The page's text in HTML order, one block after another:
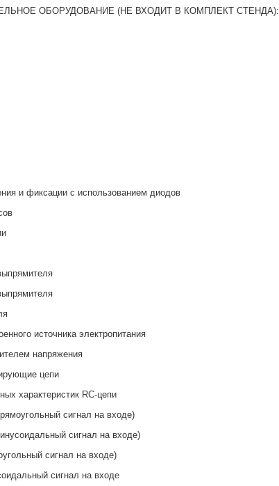
ОБОРУДОВАНИЕ (НЕ ВХОДИТ В КОМПЛЕКТ СТЕНДА):
и фиксации с использованием диодов
источника электропитания
напряжения
цепи
характеристик RC-цепи
сигнал на входе)
сигнал на входе)
сигнал на входе)
сигнал на входе